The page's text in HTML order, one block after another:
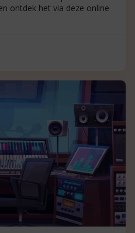
ontdek het via deze online